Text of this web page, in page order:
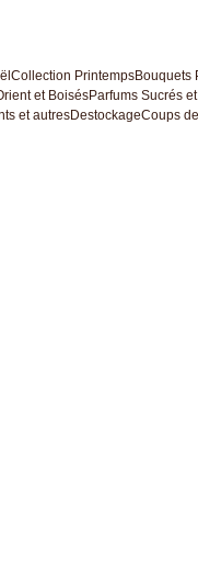
Collection PrintempsBouquets
et BoisésParfums Sucrés
et autresDestockageCoups